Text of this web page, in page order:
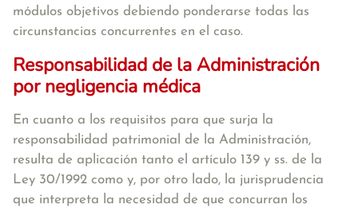
módulos objetivos debiendo ponderarse todas las
circunstancias concurrentes en el caso.
Responsabilidad de la Administración
por negligencia médica
En cuanto a los requisitos para que surja la
responsabilidad patrimonial de la Administración,
resulta de aplicación tanto el artículo 139 y ss. de la
Ley 30/1992 como y, por otro lado, la jurisprudencia
que interpreta la necesidad de que concurran los